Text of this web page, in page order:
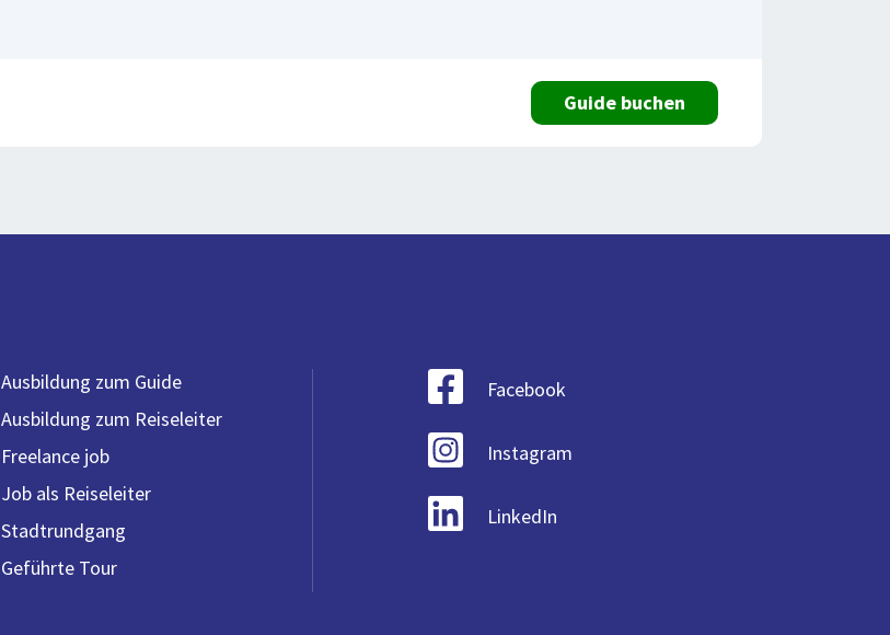
Guide buchen
Ausbildung zum Guide
Ausbildung zum Reiseleiter
Freelance job
Job als Reiseleiter
Stadtrundgang
Geführte Tour
Facebook
Instagram
LinkedIn